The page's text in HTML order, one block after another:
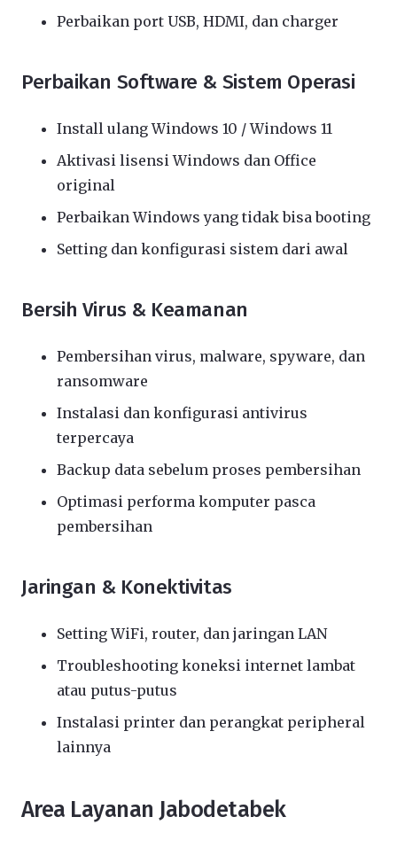
Perbaikan port USB, HDMI, dan charger
Perbaikan Software & Sistem Operasi
Install ulang Windows 10 / Windows 11
Aktivasi lisensi Windows dan Office
original
Perbaikan Windows yang tidak bisa booting
Setting dan konfigurasi sistem dari awal
Bersih Virus & Keamanan
Pembersihan virus, malware, spyware, dan
ransomware
Instalasi dan konfigurasi antivirus
terpercaya
Backup data sebelum proses pembersihan
Optimasi performa komputer pasca
pembersihan
Jaringan & Konektivitas
Setting WiFi, router, dan jaringan LAN
Troubleshooting koneksi internet lambat
atau putus-putus
Instalasi printer dan perangkat peripheral
lainnya
Area Layanan Jabodetabek